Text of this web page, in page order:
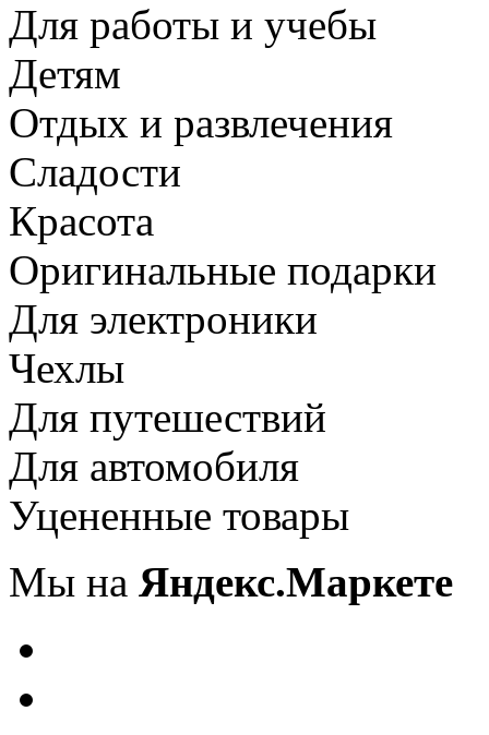
Для работы и учебы
Детям
Отдых и развлечения
Сладости
Красота
Оригинальные подарки
Для электроники
Чехлы
Для путешествий
Для автомобиля
Уцененные товары
Мы на Яндекс.Маркете